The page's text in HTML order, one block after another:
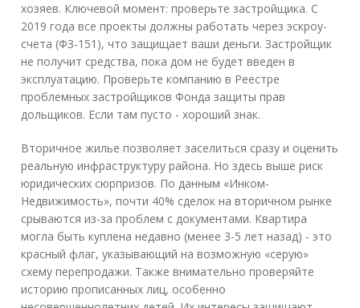
хозяев. Ключевой момент: проверьте застройщика. С
2019 года все проекты должны работать через эскроу-
счета (ФЗ-151), что защищает ваши деньги. Застройщик
не получит средства, пока дом не будет введен в
эксплуатацию. Проверьте компанию в Реестре
проблемных застройщиков Фонда защиты прав
дольщиков. Если там пусто - хороший знак.
Вторичное жилье позволяет заселиться сразу и оценить
реальную инфраструктуру района. Но здесь выше риск
юридических сюрпризов. По данным «Инком-
Недвижимость», почти 40% сделок на вторичном рынке
срываются из-за проблем с документами. Квартира
могла быть куплена недавно (менее 3-5 лет назад) - это
красный флаг, указывающий на возможную «серую»
схему перепродажи. Также внимательно проверяйте
историю прописанных лиц, особенно